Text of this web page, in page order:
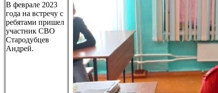
В феврале 2023
года на встречу с
ребятами пришел
участник СВО
Стародубцев
Андрей.